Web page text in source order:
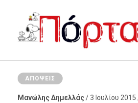
ΑΠΌΨΕΙΣ
Μανώλης Δημελλάς/ 3 Ιουλίου